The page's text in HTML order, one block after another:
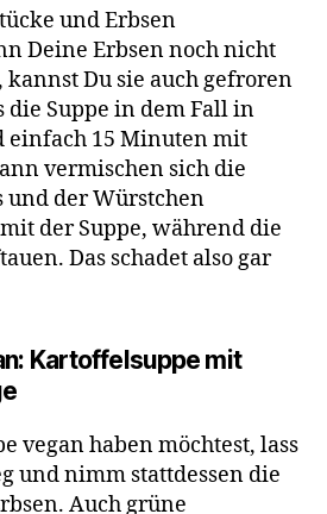
und Erbsen
Deine Erbsen noch nicht
Du sie auch gefroren
die Suppe in dem Fall in
einfach 15 Minuten mit
vermischen sich die
und der Würstchen
der Suppe, während die
Das schadet also gar
Kartoffelsuppe mit
vegan haben möchtest, lass
und nimm stattdessen die
Auch grüne